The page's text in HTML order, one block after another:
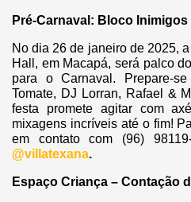
Pré-Carnaval: Bloco Inimigos
No dia 26 de janeiro de 2025,
Hall, em Macapá, será palco
para o Carnaval. Prepare-
Tomate, DJ Lorran, Rafael &
festa promete agitar com
mixagens incríveis até o fim!
em contato com (96)
@villatexana.
Espaço Criança – Contação